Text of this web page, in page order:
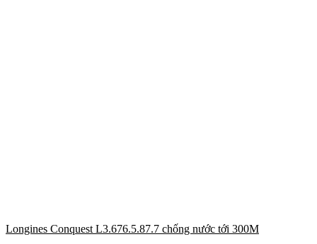
Longines Conquest L3.676.5.87.7 chống nước tới 300M